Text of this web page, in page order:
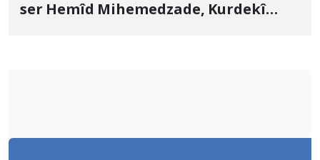
ser Hemîd Mihemedzade, Kurdekî